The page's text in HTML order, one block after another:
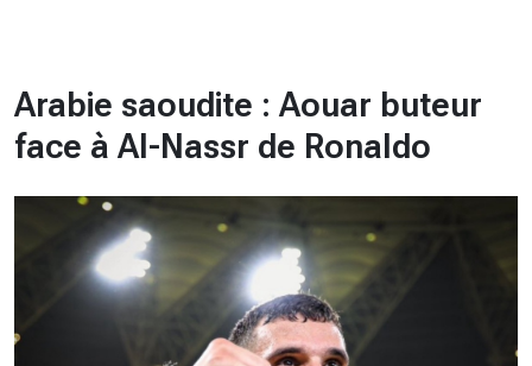
Arabie saoudite : Aouar buteur
face à Al-Nassr de Ronaldo